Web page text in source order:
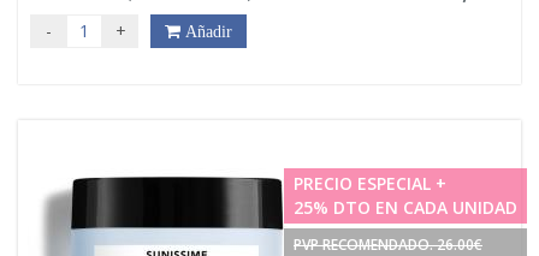
- + Añadir
PRECIO ESPECIAL +
25% DTO EN CADA UNIDAD
PVP RECOMENDADO. 26.00€